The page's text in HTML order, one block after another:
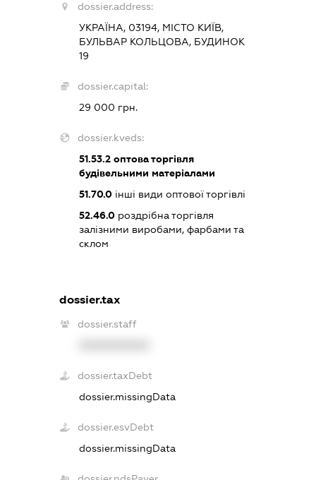
dossier.address:
УКРАЇНА, 03194, МІСТО КИЇВ,
БУЛЬВАР КОЛЬЦОВА, БУДИНОК
19
dossier.capital:
29 000 грн.
dossier.kveds:
51.53.2 оптова торгівля
будівельними матеріалами
51.70.0 інші види оптової торгівлі
52.46.0 роздрібна торгівля
залізними виробами, фарбами та
склом
dossier.tax
dossier.staff
dossier.taxDebt
dossier.missingData
dossier.esvDebt
dossier.missingData